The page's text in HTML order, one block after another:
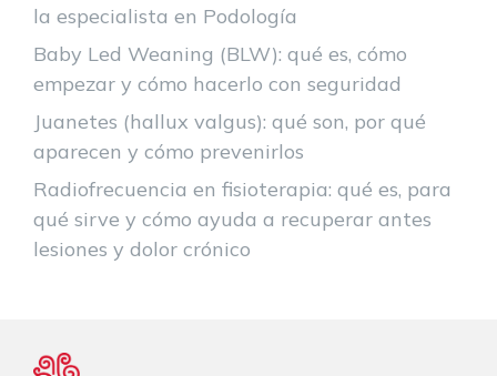
la especialista en Podología
Baby Led Weaning (BLW): qué es, cómo
empezar y cómo hacerlo con seguridad
Juanetes (hallux valgus): qué son, por qué
aparecen y cómo prevenirlos
Radiofrecuencia en fisioterapia: qué es, para
qué sirve y cómo ayuda a recuperar antes
lesiones y dolor crónico